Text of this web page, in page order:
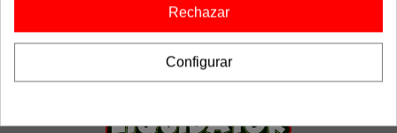
Rechazar
Configurar